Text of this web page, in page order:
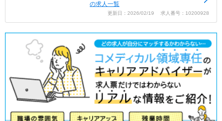
の求人一覧
更新日：2026/02/19 求人番号：10200928